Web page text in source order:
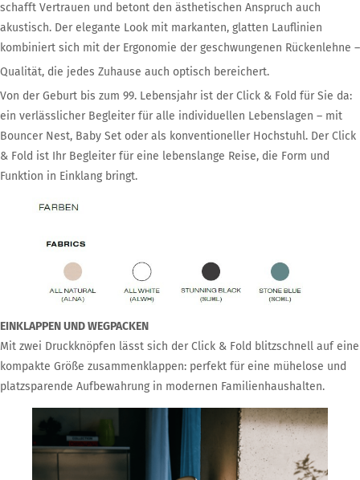
schafft Vertrauen und betont den ästhetischen Anspruch auch
akustisch. Der elegante Look mit markanten, glatten Lauflinien
kombiniert sich mit der Ergonomie der geschwungenen Rückenlehne –
Qualität, die jedes Zuhause auch optisch bereichert.
Von der Geburt bis zum 99. Lebensjahr ist der Click & Fold für Sie da:
ein verlässlicher Begleiter für alle individuellen Lebenslagen – mit
Bouncer Nest, Baby Set oder als konventioneller Hochstuhl. Der Click
& Fold ist Ihr Begleiter für eine lebenslange Reise, die Form und
Funktion in Einklang bringt.
EINKLAPPEN UND WEGPACKEN
Mit zwei Druckknöpfen lässt sich der Click & Fold blitzschnell auf eine
kompakte Größe zusammenklappen: perfekt für eine mühelose und
platzsparende Aufbewahrung in modernen Familienhaushalten.